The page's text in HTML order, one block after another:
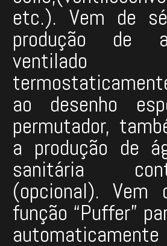
etc.). Vem de
produção de
ventilado
ao desenho
permutador,
a produção de
sanitária
(opcional). Vem
função “Puffer”